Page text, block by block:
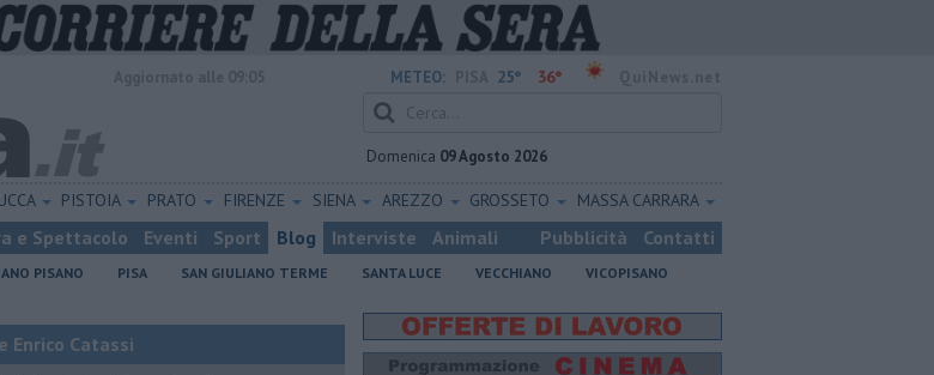
METEO: 25° 36°
Domenica 09 Agosto 2026
PISTOIA PRATO FIRENZE SIENA AREZZO GROSSETO MASSA CARRARA
e Spettacolo Eventi Sport Blog Interviste Animali Pubblicità Contatti
PISANO PISA SAN GIULIANO TERME SANTA LUCE VECCHIANO VICOPISANO
Enrico Catassi